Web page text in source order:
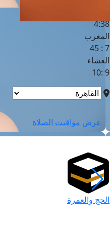
4:38
المغرب
7 : 45
العشاء
9 :10
عرض مواقيت الصلاة
الحج والعمرة